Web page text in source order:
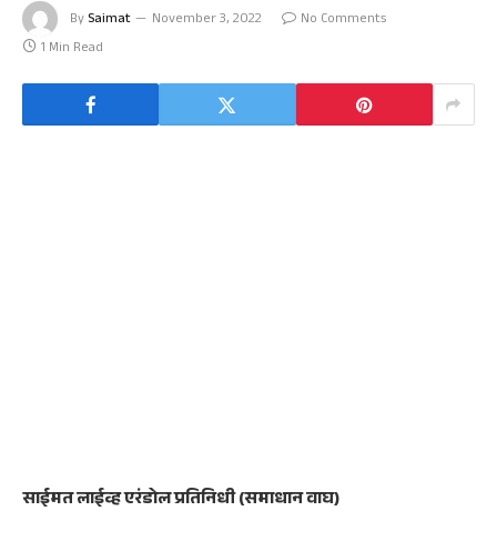
By Saimat November 3, 2022
No Comments
1 Min Read
साईमत लाईव्ह एरंडोल प्रतिनिधी (समाधान वाघ)